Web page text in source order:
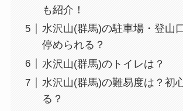
も紹介！
水沢山(群馬)の駐車場・登山
停められる？
水沢山(群馬)のトイレは？
水沢山(群馬)の難易度は？初
る？